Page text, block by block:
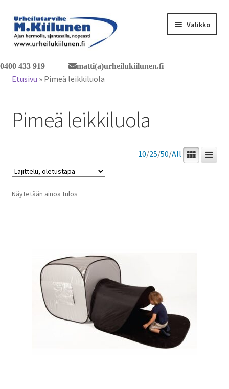
0400 433 919 matti(a)urheilukiilunen.fi
Siirry
navigointiin
Siirry
sisältöön
Valikko
Tervetuloa verkkokauppaan
Yhteystiedot
Etusivu » Pimeä leikkiluola
Pimeä leikkiluola
10/25/50/All
Näytetään ainoa tulos